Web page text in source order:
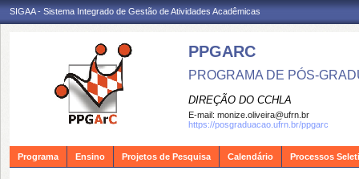
SIGAA - Sistema Integrado de Gestão de Atividades Acadêmicas
PPGARC
PROGRAMA DE PÓS-
DIREÇÃO DO CCHLA
E-mail: monize.oliveira@ufrn.br
https://posgraduacao.ufrn.br/ppgarc
Programa Ensino Projetos de Pesquisa Calendário Processos